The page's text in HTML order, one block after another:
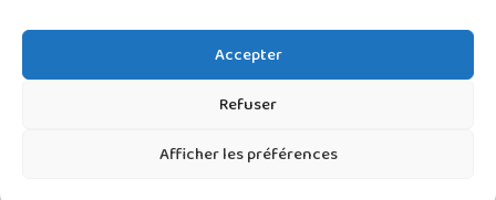
Accepter
Refuser
Afficher les préférences
Politique de confidentialité